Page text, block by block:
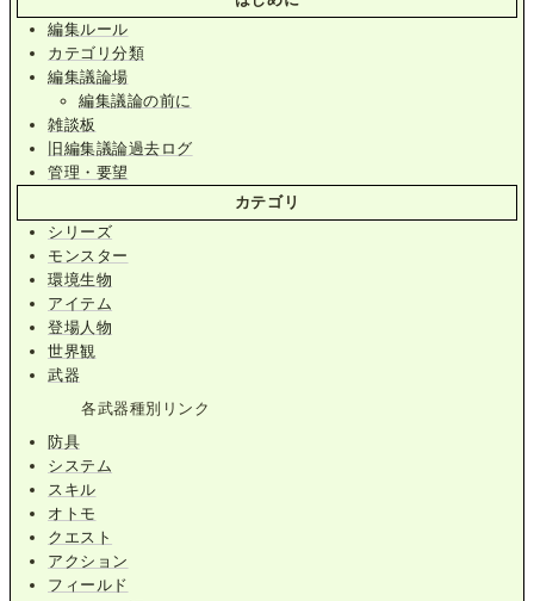
編集ルール
カテゴリ分類
編集議論場
編集議論の前に
雑談板
旧編集議論過去ログ
管理・要望
カテゴリ
シリーズ
モンスター
環境生物
アイテム
登場人物
世界観
武器
各武器種別リンク
防具
システム
スキル
オトモ
クエスト
アクション
フィールド